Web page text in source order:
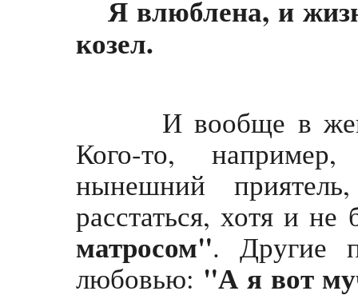
Я влюблена, и
козел.
И вообще в
Кого-то,
нынешний
расстаться, хотя и не
матросом". Другие
любовью: "А я вот